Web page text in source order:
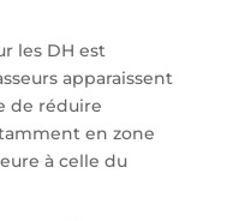
les DH est
apparaissent
de réduire
en zone
à celle du